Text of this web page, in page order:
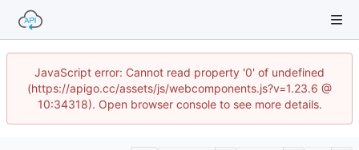
JavaScript error: Cannot read property '0' of undefined
(https://apigo.cc/assets/js/webcomponents.js?v=1.23.6 @
10:34318). Open browser console to see more details.